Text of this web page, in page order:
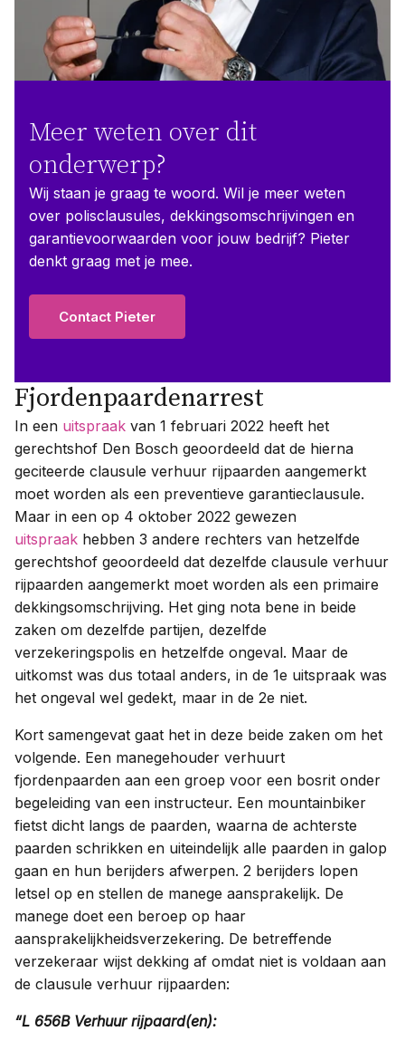
Meer weten over dit
onderwerp?
Wij staan je graag te woord. Wil je meer weten
over polisclausules, dekkingsomschrijvingen en
garantievoorwaarden voor jouw bedrijf? Pieter
denkt graag met je mee.
Contact Pieter
Fjordenpaardenarrest
In een uitspraak van 1 februari 2022 heeft het
gerechtshof Den Bosch geoordeeld dat de hierna
geciteerde clausule verhuur rijpaarden aangemerkt
moet worden als een preventieve garantieclausule.
Maar in een op 4 oktober 2022 gewezen
uitspraak hebben 3 andere rechters van hetzelfde
gerechtshof geoordeeld dat dezelfde clausule verhuur
rijpaarden aangemerkt moet worden als een primaire
dekkingsomschrijving. Het ging nota bene in beide
zaken om dezelfde partijen, dezelfde
verzekeringspolis en hetzelfde ongeval. Maar de
uitkomst was dus totaal anders, in de 1e uitspraak was
het ongeval wel gedekt, maar in de 2e niet.
Kort samengevat gaat het in deze beide zaken om het
volgende. Een manegehouder verhuurt
fjordenpaarden aan een groep voor een bosrit onder
begeleiding van een instructeur. Een mountainbiker
fietst dicht langs de paarden, waarna de achterste
paarden schrikken en uiteindelijk alle paarden in galop
gaan en hun berijders afwerpen. 2 berijders lopen
letsel op en stellen de manege aansprakelijk. De
manege doet een beroep op haar
aansprakelijkheidsverzekering. De betreffende
verzekeraar wijst dekking af omdat niet is voldaan aan
de clausule verhuur rijpaarden:
“L 656B Verhuur rijpaard(en): ​